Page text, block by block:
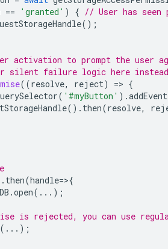
== 'granted' ) { // User has seen
();
activation to prompt the user
silent failure logic here
((resolve, reject) => {
( '#myButton' ).
(). then(resolve,
then(handle=>{
.open(...);
is rejected, you can use
(...);